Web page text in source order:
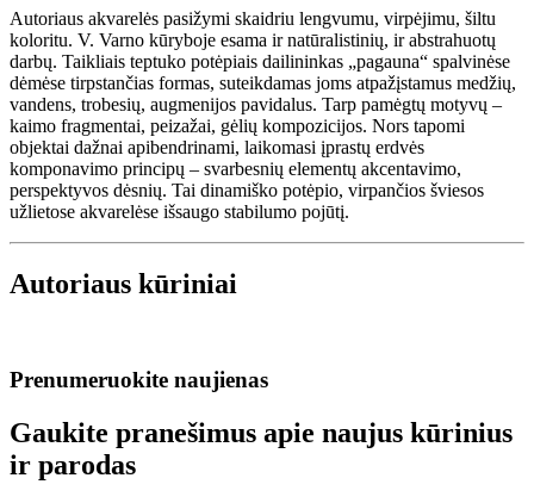
Autoriaus akvarelės pasižymi skaidriu lengvumu, virpėjimu, šiltu
koloritu. V. Varno kūryboje esama ir natūralistinių, ir abstrahuotų
darbų. Taikliais teptuko potėpiais dailininkas „pagauna“ spalvinėse
dėmėse tirpstančias formas, suteikdamas joms atpažįstamus medžių,
vandens, trobesių, augmenijos pavidalus. Tarp pamėgtų motyvų –
kaimo fragmentai, peizažai, gėlių kompozicijos. Nors tapomi
objektai dažnai apibendrinami, laikomasi įprastų erdvės
komponavimo principų – svarbesnių elementų akcentavimo,
perspektyvos dėsnių. Tai dinamiško potėpio, virpančios šviesos
užlietose akvarelėse išsaugo stabilumo pojūtį.
Autoriaus kūriniai
Prenumeruokite naujienas
Gaukite pranešimus apie naujus kūrinius
ir parodas